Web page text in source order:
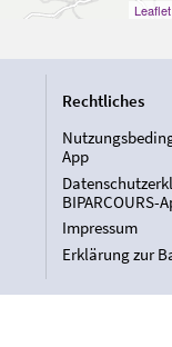
Leaflet
Rechtliches
App
BIPARCOURS-
Impressum
Erklärung zur